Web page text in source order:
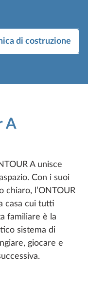
di costruzione
A
A unisce
Con i suoi
chiaro, l’ONTOUR
casa cui tutti
familiare è la
sistema di
giocare e